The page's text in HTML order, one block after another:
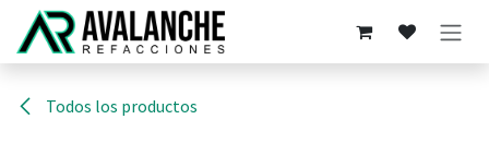
Ir al contenido
Todos los productos